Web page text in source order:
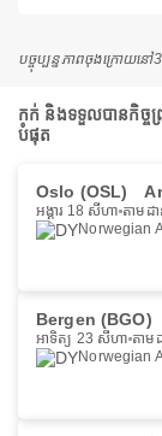
បច្ចុប្បន្នភាពចុងក្រោយនៅ
កក់ និងទទួលបានកិច្ច
បំផុត
Oslo (OSL)
អង្គារ 18 សីហា តាមដ
Norwegian
Bergen (BGO)
អាទិត្យ 23 សីហា តាម
Norwegian